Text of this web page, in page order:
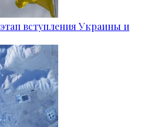
вступления Украины и